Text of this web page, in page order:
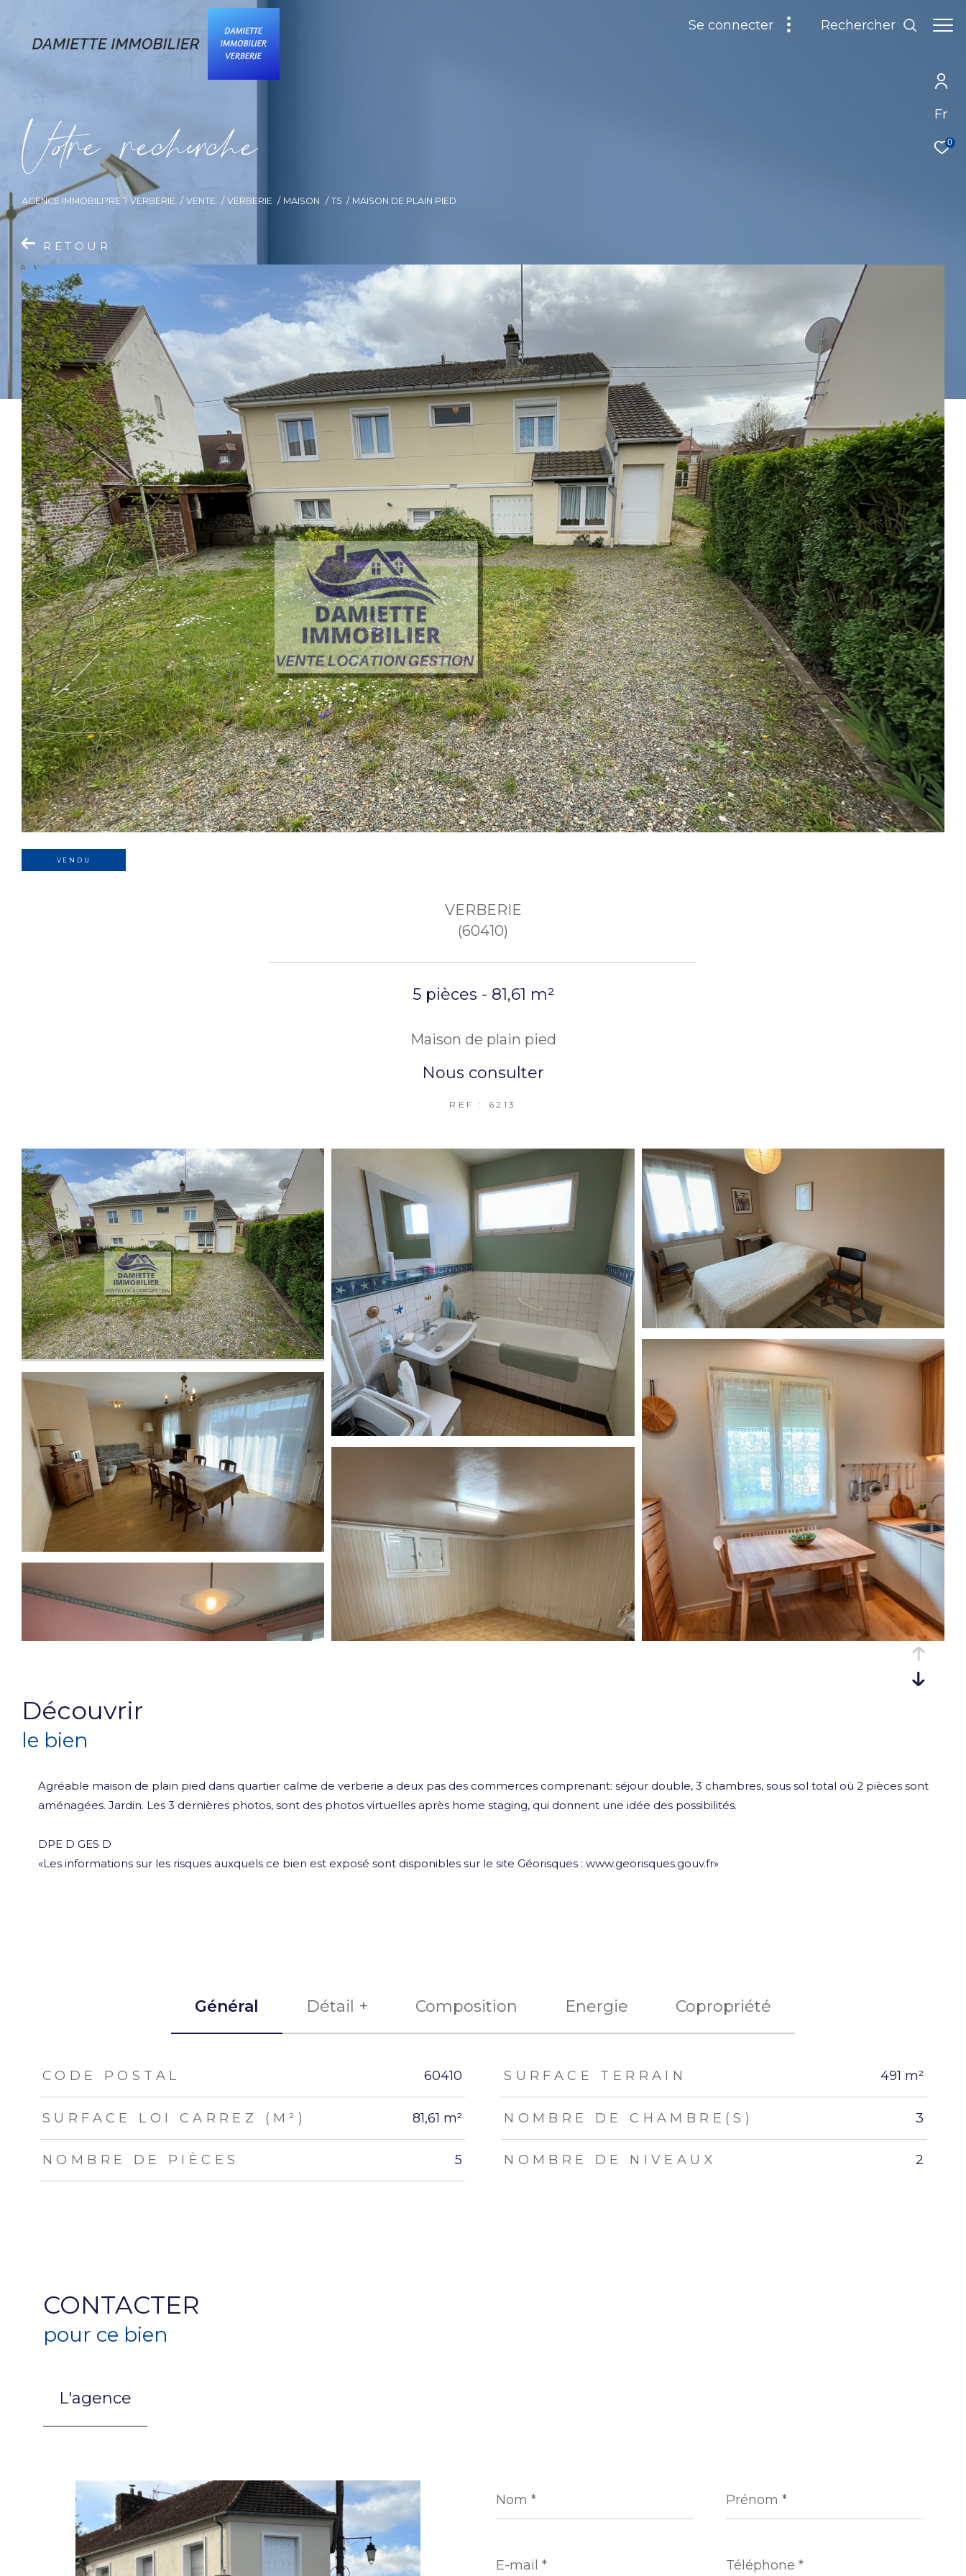
Fr
0
se connecter Rechercher
Vore recece
AGENCE IMMOBILI?RE ? VERBERIE VENTE VERBERIE MAISON T5 MAISON DE PLAIN PIED
RETOUR
VENDU
VERBERIE
(60410)
5 pièces - 81,61 m²
Maison de plain pied
Nous consulter
REF : 6213
découvrir
le bien
Agréable maison de plain pied dans quartier calme de verberie a deux pas des commerces comprenant: séjour double, 3 chambres, sous sol total où 2 pièces sont
aménagées. Jardin. Les 3 dernières photos, sont des photos virtuelles après home staging, qui donnent une idée des possibilités.
DPE D GES D
«Les informations sur les risques auxquels ce bien est exposé sont disponibles sur le site Géorisques : www.georisques.gouv.fr»
Général Détail + Composition Energie Copropriété
TRAD_ZEPHYR_Caracteristique
CODE POSTAL 60410 SURFACE TERRAIN 491 m²
SURFACE LOI CARREZ (M²) 81,61 m² NOMBRE DE CHAMBRE(S) 3
NOMBRE DE PIÈCES 5 NOMBRE DE NIVEAUX 2
CONTACTER
pour ce bien
L'agence
* *
mail
*
*